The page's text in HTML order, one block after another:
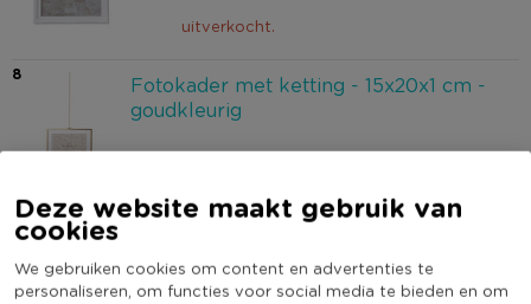
Deze website maakt gebruik van
cookies
We gebruiken cookies om content en advertenties te
personaliseren, om functies voor social media te bieden en om
uitverkocht.
8
Fotokader met ketting - 15x20x1 cm -
goudkleurig
uitverkocht.
Fotokader flow - 13x18 cm